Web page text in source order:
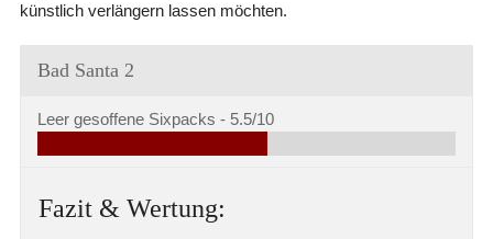
künstlich verlängern lassen möchten.
Bad Santa 2
Leer gesoffene Sixpacks - 5.5/10
Fazit & Wertung: